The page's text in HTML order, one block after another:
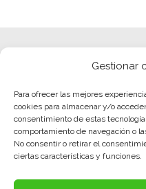
Gestionar
Para ofrecer las mejores
cookies para almacenar y/o
consentimiento de estas
comportamiento de navegación o
No consentir o retirar el
ciertas características y funciones.